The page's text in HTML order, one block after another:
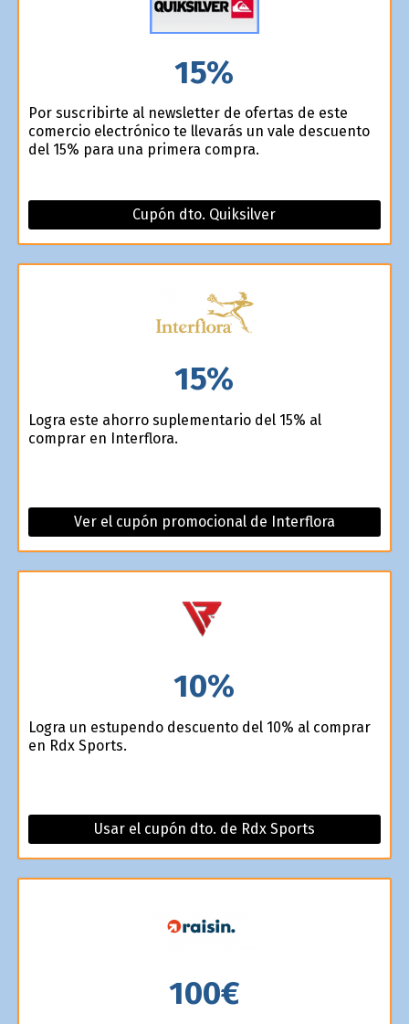
15%
Por suscribirte al newsletter de ofertas de este
comercio electrónico te llevarás un vale descuento
del 15% para una primera compra.
Cupón dto. Quiksilver
15%
Logra este ahorro suplementario del 15% al
comprar en Interflora.
Ver el cupón promocional de Interflora
10%
Logra un estupendo descuento del 10% al comprar
en Rdx Sports.
Usar el cupón dto. de Rdx Sports
100€